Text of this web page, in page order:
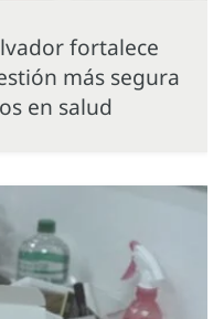
fortalece
más segura
en salud